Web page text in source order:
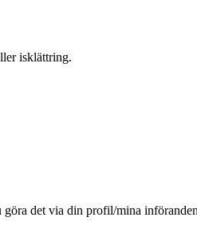
isklättring.
det via din profil/mina